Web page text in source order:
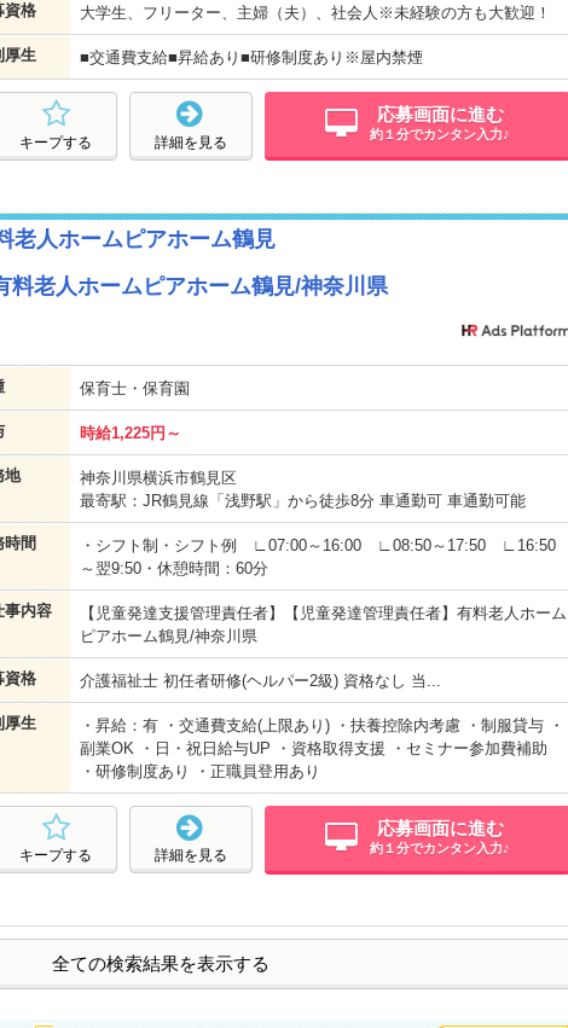
資格 大学生、フリーター、主婦（夫）、社会人※未経験の方も大歓迎！
厚生 ■交通費支給■昇給あり■研修制度あり※屋内禁煙
応募画面に進む
約１分でカンタン入力♪
詳細を見る
キープする
老人ホームピアホーム鶴見
料老人ホームピアホーム鶴見/神奈川県
保育士・保育園
時給1,225円～
地
神奈川県横浜市鶴見区
最寄駅：JR鶴見線「浅野駅」から徒歩8分 車通勤可 車通勤可能
時間
・シフト制・シフト例 ∟07:00～16:00 ∟08:50～17:50 ∟16:50
～翌9:50・休憩時間：60分
事内容
【児童発達支援管理責任者】【児童発達管理責任者】有料老人ホーム
ピアホーム鶴見/神奈川県
資格 介護福祉士 初任者研修(ヘルパー2級) 資格なし 当...
厚生
・昇給：有 ・交通費支給(上限あり) ・扶養控除内考慮 ・制服貸与 ・
副業OK ・日・祝日給与UP ・資格取得支援 ・セミナー参加費補助
・研修制度あり ・正職員登用あり
応募画面に進む
約１分でカンタン入力♪
詳細を見る
キープする
全ての検索結果を表示する